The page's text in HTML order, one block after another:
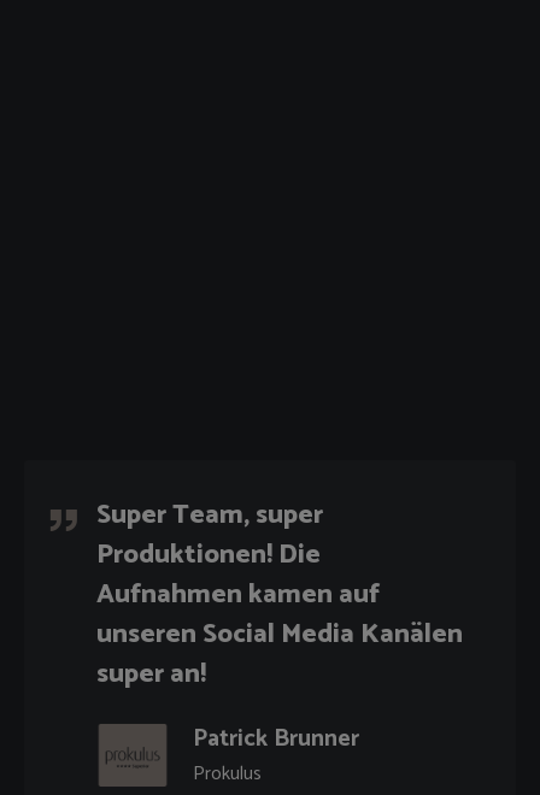
Super Team, super
Produktionen! Die
Aufnahmen kamen auf
unseren Social Media Kanälen
super an!
Patrick Brunner
Prokulus